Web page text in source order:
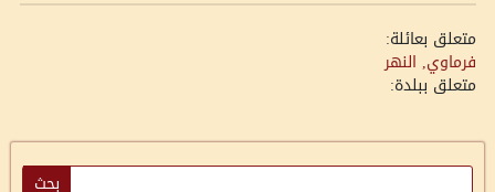
متعلق بعائلة:
فرماوي, النهر
متعلق ببلدة: